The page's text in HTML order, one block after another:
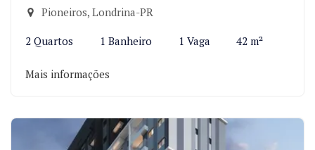
Pioneiros, Londrina-PR
2 Quartos 1 Banheiro 1 Vaga 42 m²
Mais informações